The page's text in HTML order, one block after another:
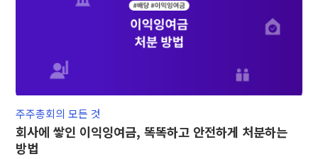
회사에 쌓인 이익잉여금, 똑똑하고 안전하게 처분하는
방법
주주총회의 모든 것